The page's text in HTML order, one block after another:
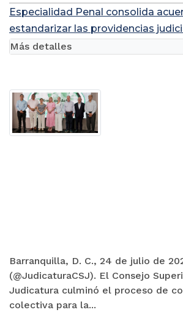
Especialidad Penal consolida
estandarizar las providencias
Barranquilla, D. C., 24 de julio de
(@JudicaturaCSJ). El Consejo
Judicatura culminó el proceso de
colectiva para la...
Más detalles